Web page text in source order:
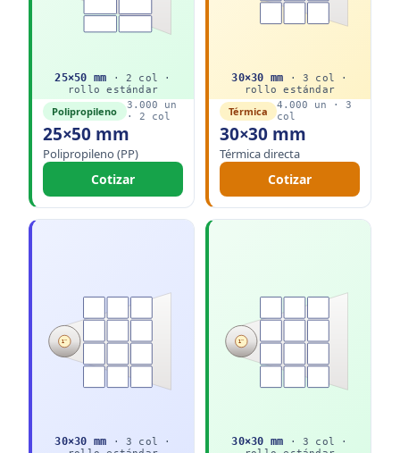
25×50 mm · 2 col ·
rolloestándar
Polipropileno 3.000 un
· 2 col
25×50 mm
Polipropileno (PP)
Cotizar
30×30 mm · 3 col ·
rolloestándar
Térmica 4.000 un ·3
col
30×30 mm
Térmica directa
Cotizar
1"
30×30 mm · 3 col ·
1"
30×30 mm · 3 col ·